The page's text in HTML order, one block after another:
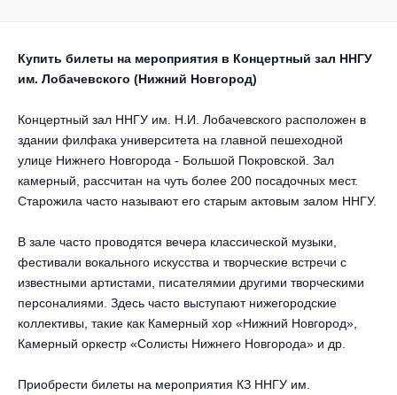
Альтернатива
Круиз Фест
Open-air на ВДНХ
Рок
Комедия
Мюзикл, оперетта
Балет
Драма
Музыкальный спектакль
Спектакль
Детский спектакль
Детское шоу
Детский мюзикл
Купить билеты на мероприятия в Концертный зал ННГУ
им. Лобачевского (Нижний Новгород)
Концертный зал ННГУ им. Н.И. Лобачевского расположен в
здании филфака университета на главной пешеходной
улице Нижнего Новгорода - Большой Покровской. Зал
камерный, рассчитан на чуть более 200 посадочных мест.
Старожила часто называют его старым актовым залом ННГУ.
В зале часто проводятся вечера классической музыки,
фестивали вокального искусства и творческие встречи с
известными артистами, писателямии другими творческими
персоналиями. Здесь часто выступают нижегородские
коллективы, такие как Камерный хор «Нижний Новгород»,
Камерный оркестр «Солисты Нижнего Новгорода» и др.
Приобрести билеты на мероприятия КЗ ННГУ им.